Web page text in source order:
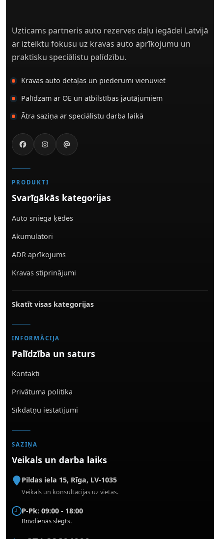
Uzticams partneris auto rezerves daļu iegādei Latvijā
ar izteiktu fokusu uz kravas auto aprīkojumu un
praktisku speciālistu palīdzību.
Kravas auto detaļas un piederumi vienuviet
Palīdzam ar OE un atbilstības jautājumiem
Ātra saziņa ar speciālistu darba laikā
PRODUKTI
Svarīgākās kategorijas
Auto sniega ķēdes
Akumulatori
ADR aprīkojums
Kravas stiprinājumi
Skatīt visas kategorijas
INFORMĀCIJA
Palīdzība un saturs
Kontakti
Privātuma politika
Sīkdatņu iestatījumi
SAZIŅA
Veikals un darba laiks
Pildas iela 15, Rīga, LV-1035
Veikals un konsultācijas uz vietas.
P-Pk: 09:00 - 18:00
Brīvdienās slēgts.